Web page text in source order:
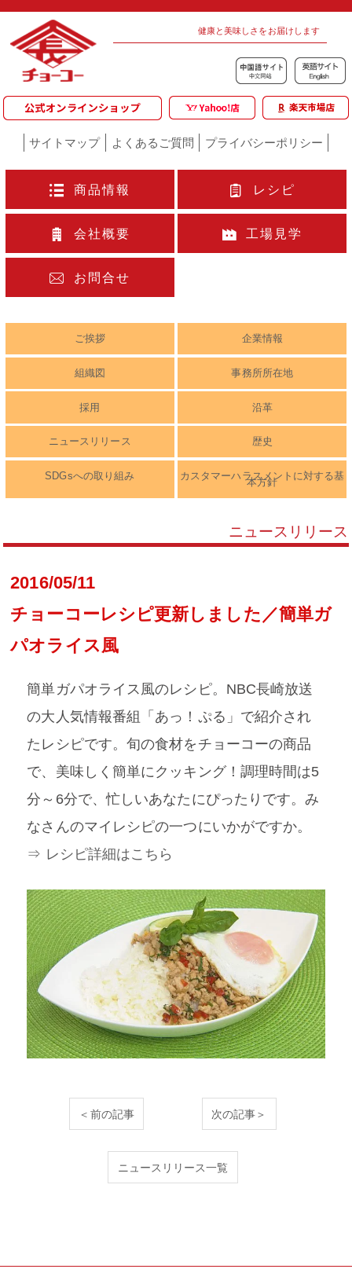
健康と美味しさをお届けします
サイトマップ よくあるご質問 プライバシーポリシー
商品情報 レシピ
会社概要 工場見学
お問合せ
ご挨拶 企業情報
組織図 事務所所在地
採用 沿革
ニュースリリース 歴史
SDGsへの取り組み カスタマーハラスメントに対する基
本方針
ニュースリリース
2016/05/11
チョーコーレシピ更新しました／簡単ガ
パオライス風
簡単ガパオライス風のレシピ。NBC長崎放送
の大人気情報番組「あっ！ぷる」で紹介され
たレシピです。旬の食材をチョーコーの商品
で、美味しく簡単にクッキング！調理時間は5
分～6分で、忙しいあなたにぴったりです。み
なさんのマイレシピの一つにいかがですか。
⇒ レシピ詳細はこちら
＜前の記事 次の記事＞
ニュースリリース一覧